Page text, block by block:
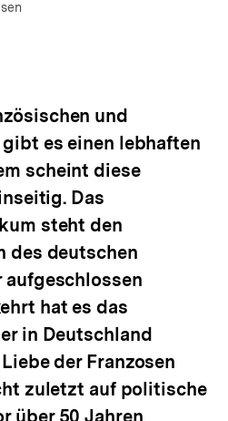
und
es einen lebhaften
scheint diese
Das
steht den
des deutschen
aufgeschlossen
hat es das
in Deutschland
der Franzosen
zuletzt auf politische
über 50 Jahren